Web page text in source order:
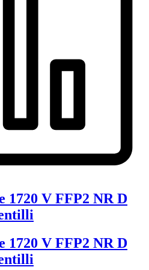
1720 V FFP2 NR D
1720 V FFP2 NR D